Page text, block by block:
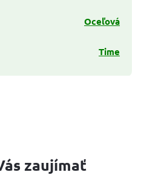
Oceľová
Time
zaujímať